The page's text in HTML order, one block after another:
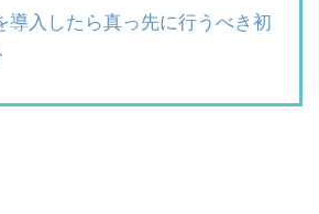
導入したら真っ先に行うべき初